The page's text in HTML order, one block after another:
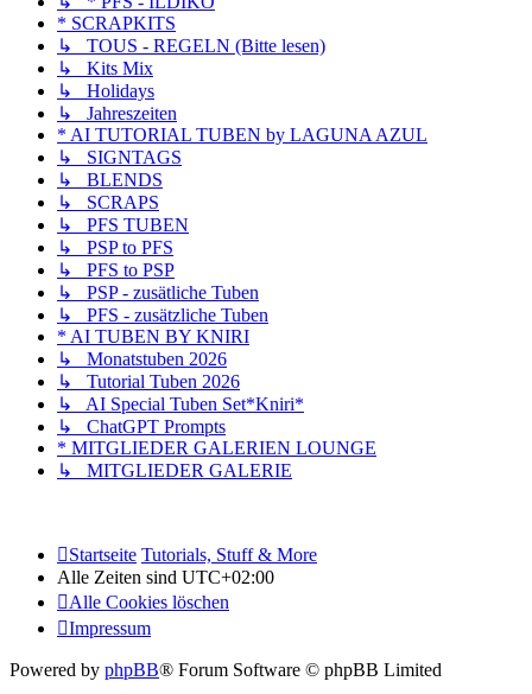
* SCRAPKITS
↳ TOUS - REGELN (Bitte lesen)
↳ Kits Mix
↳ Holidays
↳ Jahreszeiten
* AI TUTORIAL TUBEN by LAGUNA AZUL
↳ SIGNTAGS
↳ BLENDS
↳ SCRAPS
↳ PFS TUBEN
↳ PSP to PFS
↳ PFS to PSP
↳ PSP - zusätliche Tuben
↳ PFS - zusätzliche Tuben
* AI TUBEN BY KNIRI
↳ Monatstuben 2026
↳ Tutorial Tuben 2026
↳ AI Special Tuben Set*Kniri*
↳ ChatGPT Prompts
* MITGLIEDER GALERIEN LOUNGE
↳ MITGLIEDER GALERIE
Startseite Tutorials, Stuff & More
Alle Zeiten sind UTC+02:00
Alle Cookies löschen
Impressum
Powered by phpBB® Forum Software © phpBB Limited